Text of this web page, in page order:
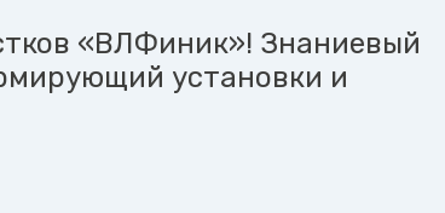
«ВЛФиник»! Знаниевый
установки и